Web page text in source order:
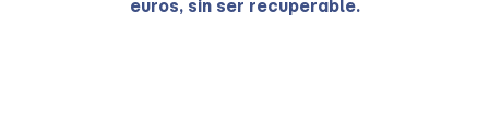
euros, sin ser recuperable.